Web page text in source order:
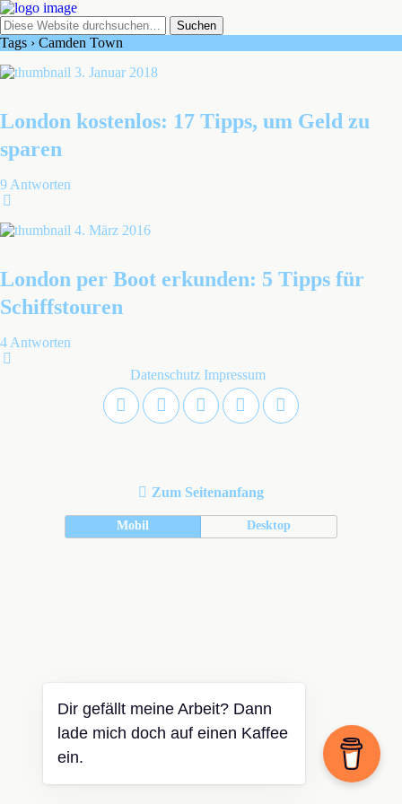
Tags › Camden Town
3. Januar 2018
London kostenlos: 17 Tipps, um Geld zu
sparen
9 Antworten
4. März 2016
London per Boot erkunden: 5 Tipps für
Schiffstouren
4 Antworten
Datenschutz Impressum
Zum Seitenanfang
Mobil Desktop
Dir gefällt meine Arbeit? Dann
lade mich doch auf einen Kaffee
ein.